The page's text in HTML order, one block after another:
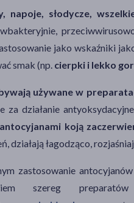
napoje, słodycze,
jako wskaźniki
smak (np. cierpki i lekko
używane w
za działanie
koją
działają łagodząco,
zastosowanie
szereg